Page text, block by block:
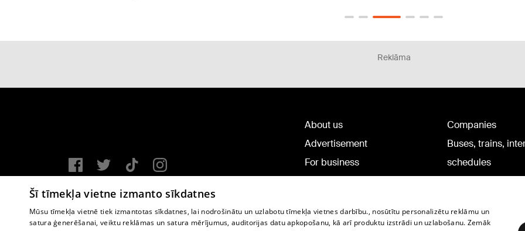
Reklāma
Vortal assistance service: e-mail -
Copyright © 2004-2026 SIA HELIO MEDIA.
All rights reserved.
About us
Advertisement
For business
Cookie settings
Companies
Buses, trains,
schedules
Šī tīmekļa vietne izmanto sīkdatnes
Mūsu tīmekļa vietnē tiek izmantotas sīkdatnes, lai nodrošinātu un uzlabotu tīmekļa vietnes darbību., nosūtītu personalizētu reklāmu un
satura ģenerēšanai, veiktu reklāmas un satura mērījumus, auditorijas datu apkopošanu, kā arī produktu izstrādi un uzlabošanu. Zemāk